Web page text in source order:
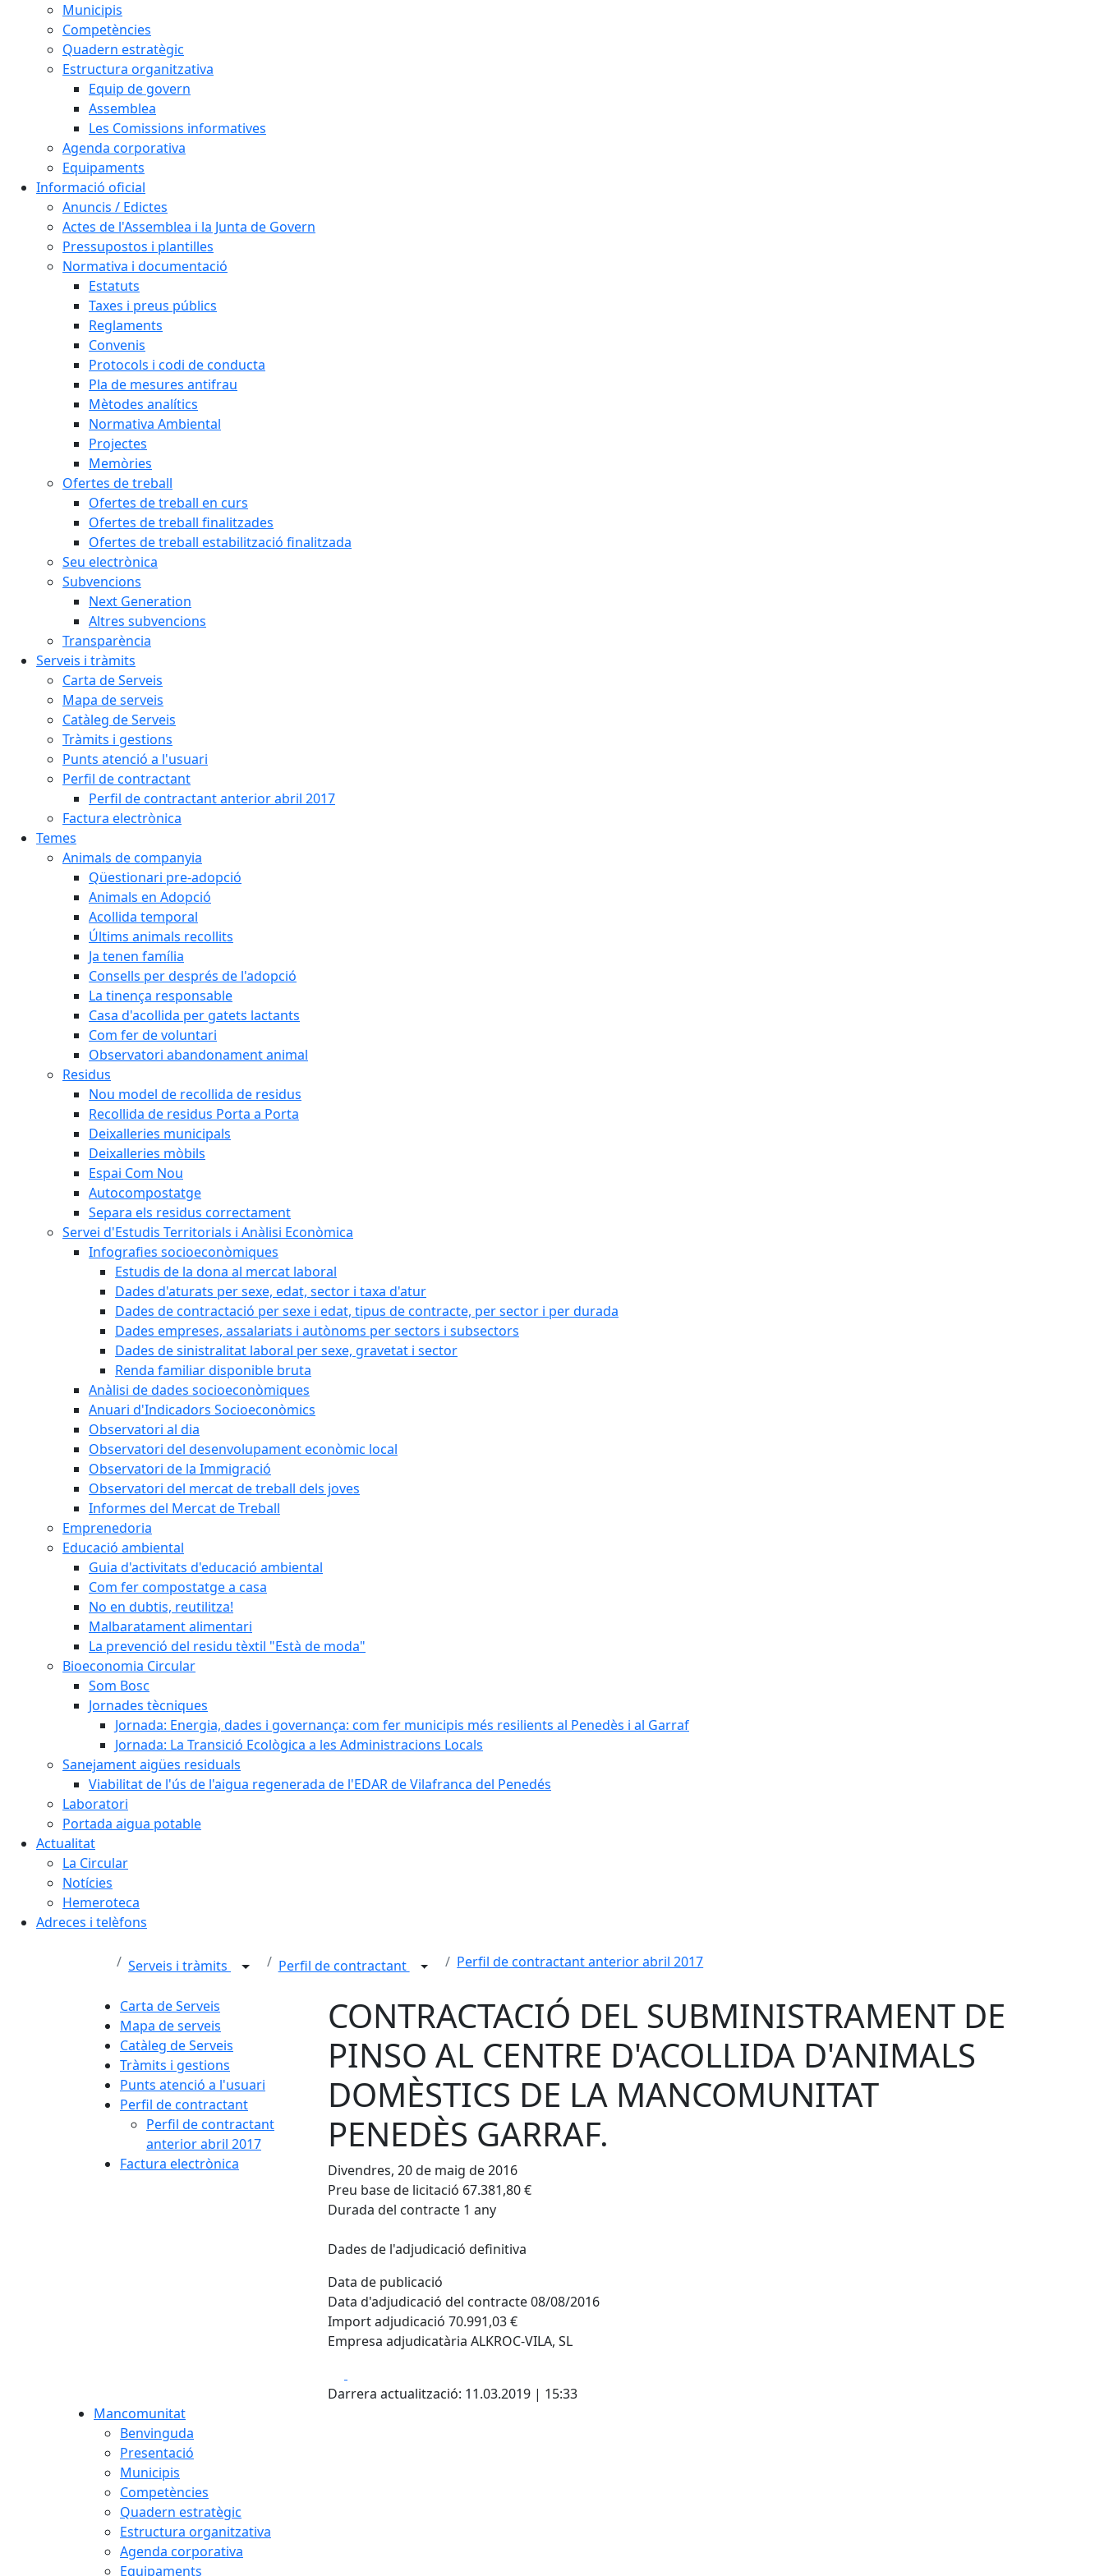
Municipis
Competències
Quadern estratègic
Estructura organitzativa
Equip de govern
Assemblea
Les Comissions informatives
Agenda corporativa
Equipaments
Informació oficial
Anuncis / Edictes
Actes de l'Assemblea i la Junta de Govern
Pressupostos i plantilles
Normativa i documentació
Estatuts
Taxes i preus públics
Reglaments
Convenis
Protocols i codi de conducta
Pla de mesures antifrau
Mètodes analítics
Normativa Ambiental
Projectes
Memòries
Ofertes de treball
Ofertes de treball en curs
Ofertes de treball finalitzades
Ofertes de treball estabilització finalitzada
Seu electrònica
Subvencions
Next Generation
Altres subvencions
Transparència
Serveis i tràmits
Carta de Serveis
Mapa de serveis
Catàleg de Serveis
Tràmits i gestions
Punts atenció a l'usuari
Perfil de contractant
Perfil de contractant anterior abril 2017
Factura electrònica
Temes
Animals de companyia
Qüestionari pre-adopció
Animals en Adopció
Acollida temporal
Últims animals recollits
Ja tenen família
Consells per després de l'adopció
La tinença responsable
Casa d'acollida per gatets lactants
Com fer de voluntari
Observatori abandonament animal
Residus
Nou model de recollida de residus
Recollida de residus Porta a Porta
Deixalleries municipals
Deixalleries mòbils
Espai Com Nou
Autocompostatge
Separa els residus correctament
Servei d'Estudis Territorials i Anàlisi Econòmica
Infografies socioeconòmiques
Estudis de la dona al mercat laboral
Dades d'aturats per sexe, edat, sector i taxa d'atur
Dades de contractació per sexe i edat, tipus de contracte, per sector i per durada
Dades empreses, assalariats i autònoms per sectors i subsectors
Dades de sinistralitat laboral per sexe, gravetat i sector
Renda familiar disponible bruta
Anàlisi de dades socioeconòmiques
Anuari d'Indicadors Socioeconòmics
Observatori al dia
Observatori del desenvolupament econòmic local
Observatori de la Immigració
Observatori del mercat de treball dels joves
Informes del Mercat de Treball
Emprenedoria
Educació ambiental
Guia d'activitats d'educació ambiental
Com fer compostatge a casa
No en dubtis, reutilitza!
Malbaratament alimentari
La prevenció del residu tèxtil "Està de moda"
Bioeconomia Circular
Som Bosc
Jornades tècniques
Jornada: Energia, dades i governança: com fer municipis més resilients al Penedès i al Garraf
Jornada: La Transició Ecològica a les Administracions Locals
Sanejament aigües residuals
Viabilitat de l'ús de l'aigua regenerada de l'EDAR de Vilafranca del Penedés
Laboratori
Portada aigua potable
Actualitat
La Circular
Notícies
Hemeroteca
Adreces i telèfons
Serveis i tràmits Perfil de contractant Perfil de contractant anterior abril 2017
Carta de Serveis
Mapa de serveis
Catàleg de Serveis
Tràmits i gestions
Punts atenció a l'usuari
Perfil de contractant
Perfil de contractant
anterior abril 2017
Factura electrònica
CONTRACTACIÓ DEL SUBMINISTRAMENT DE
PINSO AL CENTRE D'ACOLLIDA D'ANIMALS
DOMÈSTICS DE LA MANCOMUNITAT
PENEDÈS GARRAF.
Divendres, 20 de maig de 2016
Preu base de licitació 67.381,80 €
Durada del contracte 1 any
Dades de l'adjudicació definitiva
Data de publicació
Data d'adjudicació del contracte 08/08/2016
Import adjudicació 70.991,03 €
Empresa adjudicatària ALKROC-VILA, SL
Darrera actualització: 11.03.2019 | 15:33
Mancomunitat
Benvinguda
Presentació
Municipis
Competències
Quadern estratègic
Estructura organitzativa
Agenda corporativa
Equipaments